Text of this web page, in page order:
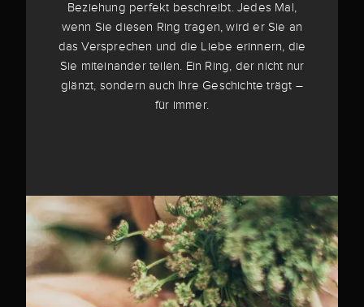
Beziehung perfekt beschreibt. Jedes Mal,
wenn Sie diesen Ring tragen, wird er Sie an
das Versprechen und die Liebe erinnern, die
Sie miteinander teilen. Ein Ring, der nicht nur
glänzt, sondern auch Ihre Geschichte trägt –
für immer.